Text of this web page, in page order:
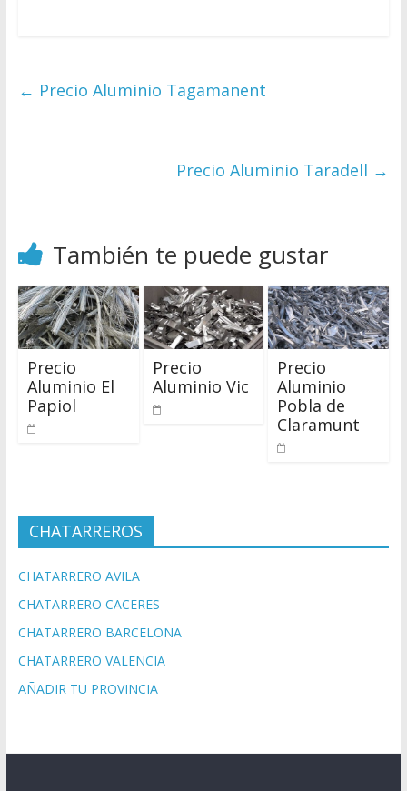
← Precio Aluminio Tagamanent
Precio Aluminio Taradell →
También te puede gustar
Precio
Aluminio El
Papiol
Precio
Aluminio Vic
Precio
Aluminio
Pobla de
Claramunt
CHATARREROS
CHATARRERO AVILA
CHATARRERO CACERES
CHATARRERO BARCELONA
CHATARRERO VALENCIA
AÑADIR TU PROVINCIA